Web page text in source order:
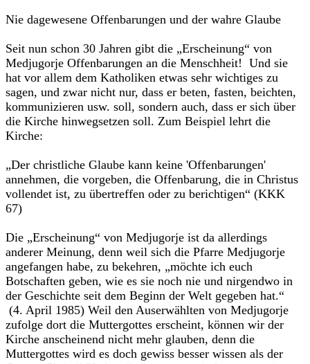
Nie dagewesene Offenbarungen und der wahre Glaube
Seit nun schon 30 Jahren gibt die „Erscheinung“ von
Medjugorje Offenbarungen an die Menschheit! Und sie
hat vor allem dem Katholiken etwas sehr wichtiges zu
sagen, und zwar nicht nur, dass er beten, fasten, beichten,
kommunizieren usw. soll, sondern auch, dass er sich über
die Kirche hinwegsetzen soll. Zum Beispiel lehrt die
Kirche:
„Der christliche Glaube kann keine 'Offenbarungen'
annehmen, die vorgeben, die Offenbarung, die in Christus
vollendet ist, zu übertreffen oder zu berichtigen“ (KKK
67)
Die „Erscheinung“ von Medjugorje ist da allerdings
anderer Meinung, denn weil sich die Pfarre Medjugorje
angefangen habe, zu bekehren, „möchte ich euch
Botschaften geben, wie es sie noch nie und nirgendwo in
der Geschichte seit dem Beginn der Welt gegeben hat.“
(4. April 1985) Weil den Auserwählten von Medjugorje
zufolge dort die Muttergottes erscheint, können wir der
Kirche anscheinend nicht mehr glauben, denn die
Muttergottes wird es doch gewiss besser wissen als der